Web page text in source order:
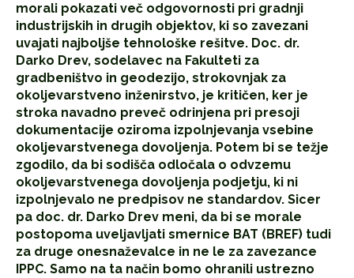
morali pokazati več odgovornosti pri gradnji
industrijskih in drugih objektov, ki so zavezani
uvajati najboljše tehnološke rešitve. Doc. dr.
Darko Drev, sodelavec na Fakulteti za
gradbeništvo in geodezijo, strokovnjak za
okoljevarstveno inženirstvo, je kritičen, ker je
stroka navadno preveč odrinjena pri presoji
dokumentacije oziroma izpolnjevanja vsebine
okoljevarstvenega dovoljenja. Potem bi se težje
zgodilo, da bi sodišča odločala o odvzemu
okoljevarstvenega dovoljenja podjetju, ki ni
izpolnjevalo ne predpisov ne standardov. Sicer
pa doc. dr. Darko Drev meni, da bi se morale
postopoma uveljavljati smernice BAT (BREF) tudi
za druge onesnaževalce in ne le za zavezance
IPPC. Samo na ta način bomo ohranili ustrezno